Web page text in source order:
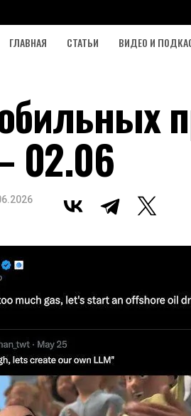
ГЛАВНАЯ СТАТЬИ ВИДЕО И
02.06